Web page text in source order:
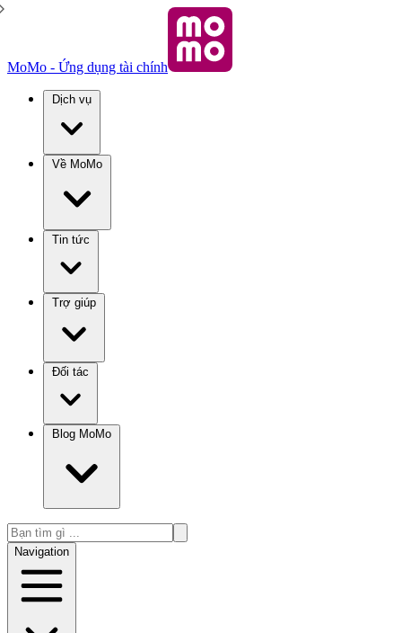
MoMo - Ứng dụng tài chính
Dịch vụ
Về MoMo
Tin tức
Trợ giúp
Đối tác
Blog MoMo
Navigation